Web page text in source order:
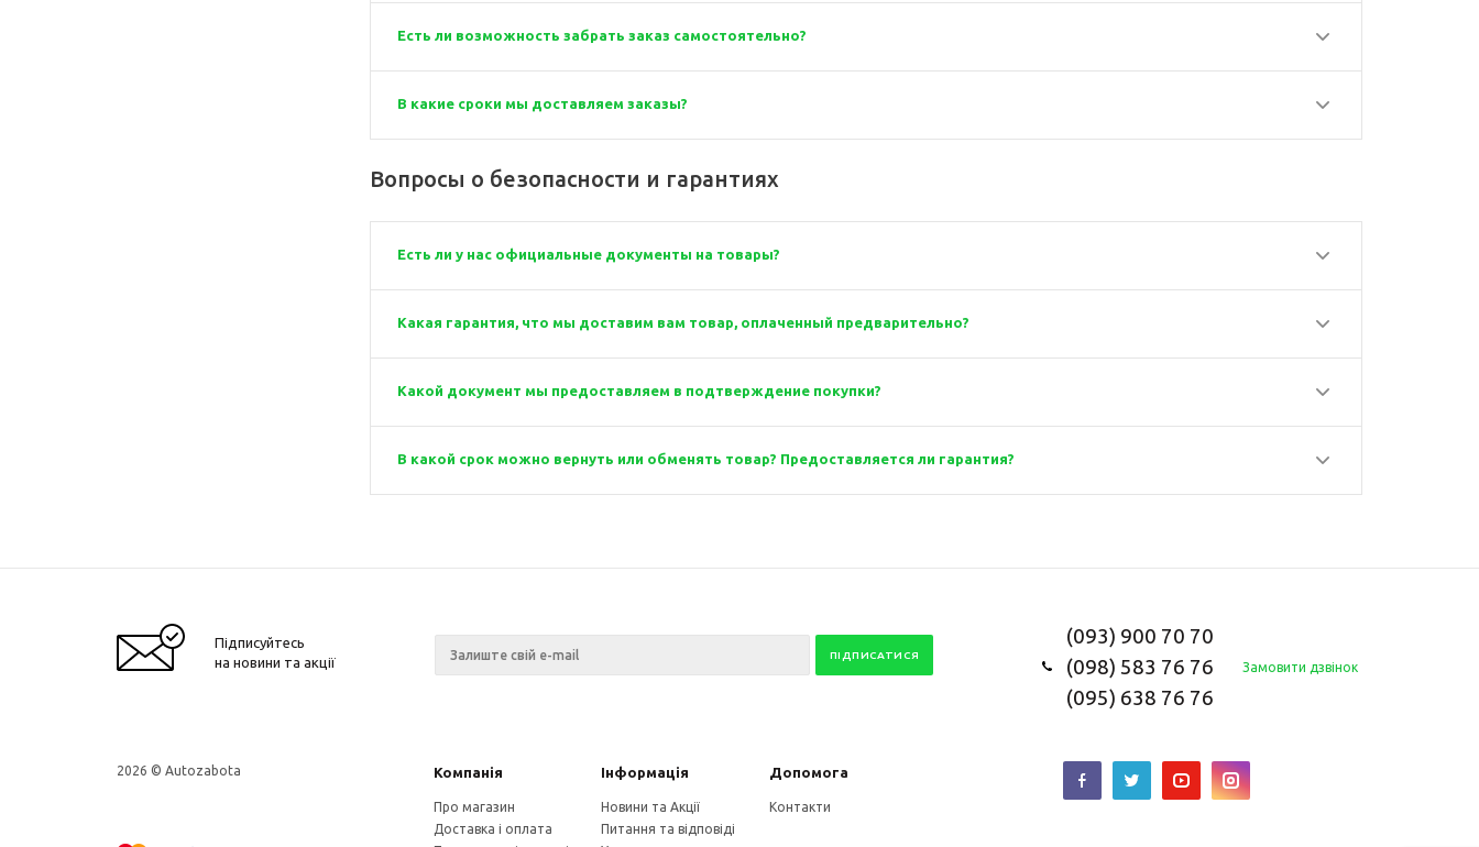
Есть ли возможность забрать заказ самостоятельно?
В какие сроки мы доставляем заказы?
Вопросы о безопасности и гарантиях
Есть ли у нас официальные документы на товары?
Какая гарантия, что мы доставим вам товар, оплаченный предварительно?
Какой документ мы предоставляем в подтверждение покупки?
В какой срок можно вернуть или обменять товар? Предоставляется ли гарантия?
Підписуйтесь
на новини та акції
(093) 900 70 70
(098) 583 76 76
(095) 638 76 76
Замовити дзвінок
2026 © Autozabota Компанія Інформація Допомога
Про магазин
Доставка і оплата
Новини та Акції
Питання та відповіді
Контакти